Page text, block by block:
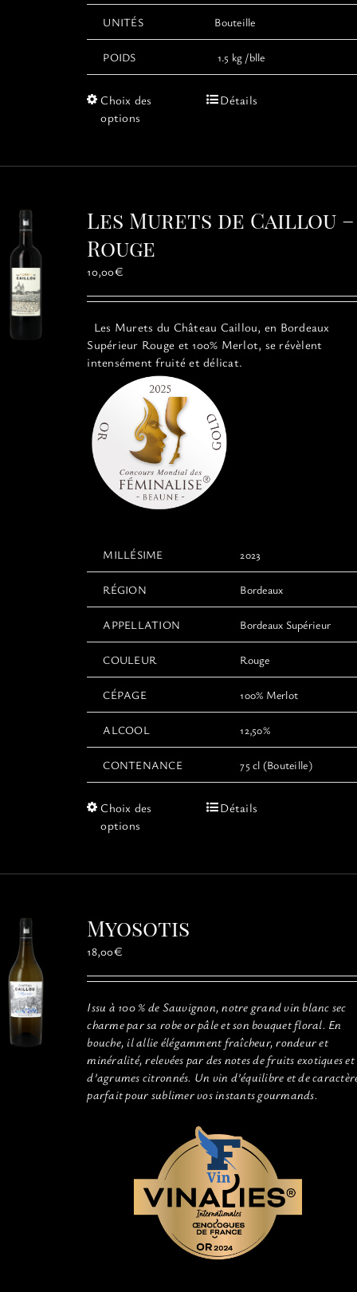
UNITÉS Bouteille
POIDS 1.5 kg /blle
Choix des
options
Ce
variations.
peuvent
la
du
produit
Détails
Les Murets de Caillou –
Rouge
10,00€
Les Murets du Château Caillou, en Bordeaux
Supérieur Rouge et 100% Merlot, se révèlent
intensément fruité et délicat.
MILLÉSIME 2023
RÉGION Bordeaux
APPELLATION Bordeaux Supérieur
COULEUR Rouge
CÉPAGE 100% Merlot
ALCOOL 12,50%
CONTENANCE 75 cl (Bouteille)
Choix des
options
Ce
variations.
sur
page
produit
Détails
Myosotis
18,00€
Issu à 100 % de Sauvignon, notre grand vin blanc sec
charme par sa robe or pâle et son bouquet floral. En
bouche, il allie élégamment fraîcheur, rondeur et
minéralité, relevées par des notes de fruits exotiques et
d’agrumes citronnés. Un vin d’équilibre et de
parfait pour sublimer vos instants gourmands.